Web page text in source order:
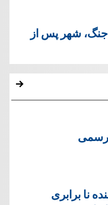
شهر پس از
رسمی
نا برابری